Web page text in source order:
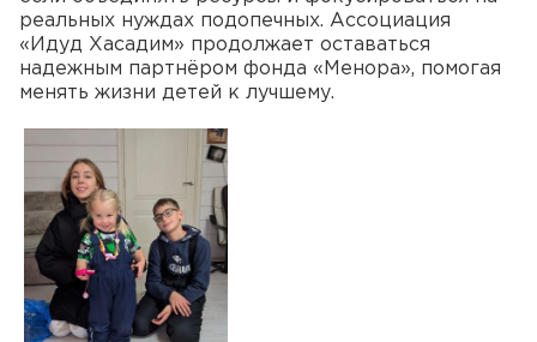
реальных нуждах подопечных. Ассоциация
«Идуд Хасадим» продолжает оставаться
надежным партнёром фонда «Менора», помогая
менять жизни детей к лучшему.